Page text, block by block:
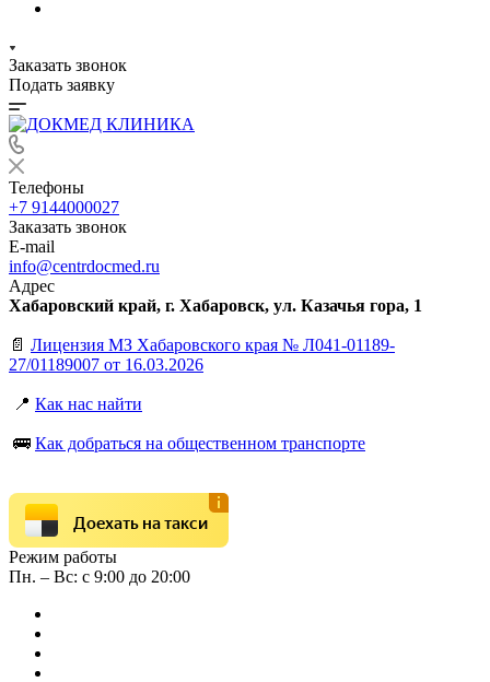
Заказать звонок
Подать заявку
Телефоны
+7 9144000027
Заказать звонок
E-mail
info@centrdocmed.ru
Адрес
Хабаровский край, г. Хабаровск, ул. Казачья гора, 1
📄 Лицензия МЗ Хабаровского края № Л041-01189-
27/01189007 от 16.03.2026
📍 Как нас найти
🚌 Как добраться на общественном транспорте
Доехать на такси
Режим работы
Пн. – Вс: с 9:00 до 20:00